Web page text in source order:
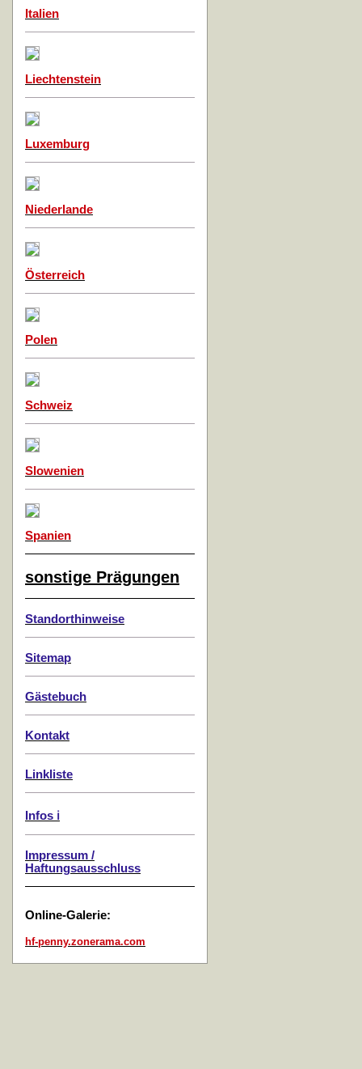
Italien
Liechtenstein
Luxemburg
Niederlande
Österreich
Polen
Schweiz
Slowenien
Spanien
sonstige Prägungen
Standorthinweise
Sitemap
Gästebuch
Kontakt
Linkliste
Infos ℹ️
Impressum /
Haftungsausschluss
Online-Galerie:
hf-penny.zonerama.com